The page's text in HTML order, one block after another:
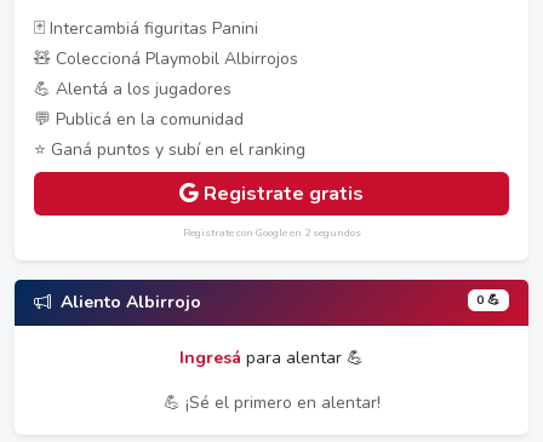
🃏 Intercambiá figuritas Panini
🧸 Coleccioná Playmobil Albirrojos
💪 Alentá a los jugadores
💬 Publicá en la comunidad
⭐ Ganá puntos y subí en el ranking
Registrate gratis
Registrate con Google en 2 segundos
Aliento Albirrojo 0 💪
Ingresá para alentar 💪
💪 ¡Sé el primero en alentar!